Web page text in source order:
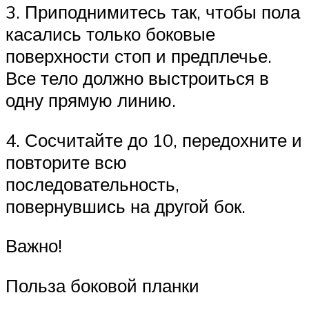
3. Приподнимитесь так, чтобы пола
касались только боковые
поверхности стоп и предплечье.
Все тело должно выстроиться в
одну прямую линию.
4. Сосчитайте до 10, передохните и
повторите всю
последовательность,
повернувшись на другой бок.
Важно!
Польза боковой планки